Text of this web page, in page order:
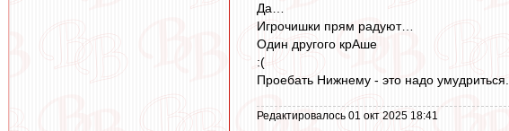
Да…
Игрочишки прям радуют…
Один другого крАше
:(
Проебать Нижнему - это надо умудриться.
Редактировалось 01 окт 2025 18:41